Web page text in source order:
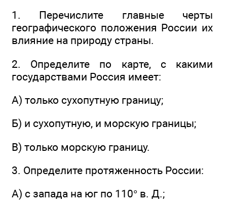
1. Перечислите главные черты
географического положения России их
влияние на природу страны.
2. Определите по карте, с какими
государствами Россия имеет:
А) только сухопутную границу;
Б) и сухопутную, и морскую границы;
В) только морскую границу.
3. Определите протяженность России:
А) с запада на юг по 110° в. Д.;